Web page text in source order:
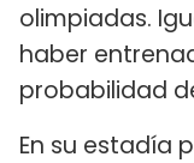
olimpiadas.
haber
probabilidad
En su estadía